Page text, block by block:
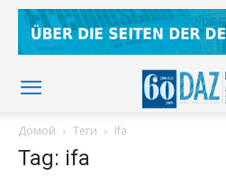
Домой Теги Ifa
Tag: ifa